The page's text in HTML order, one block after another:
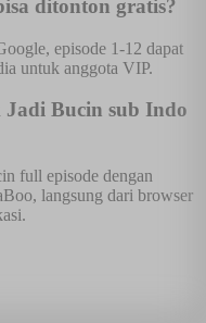
ditonton gratis?
episode 1-12 dapat
untuk anggota VIP.
Bucin sub Indo
full episode dengan
langsung dari browser